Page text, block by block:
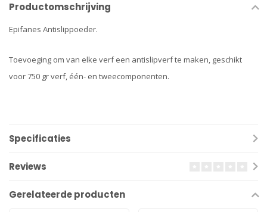
Productomschrijving
Epifanes Antislippoeder.
Toevoeging om van elke verf een antislipverf te maken, geschikt
voor 750 gr verf, één- en tweecomponenten.
Specificaties
Reviews
Gerelateerde producten